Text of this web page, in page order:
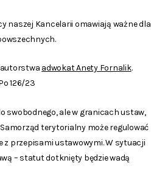
naszej Kancelarii omawiają ważne dla
autorstwa adwokat Anety Fornalik.
126/23
swobodnego, ale w granicach ustaw,
terytorialny może regulować
przepisami ustawowymi. W sytuacji
– statut dotknięty będzie wadą